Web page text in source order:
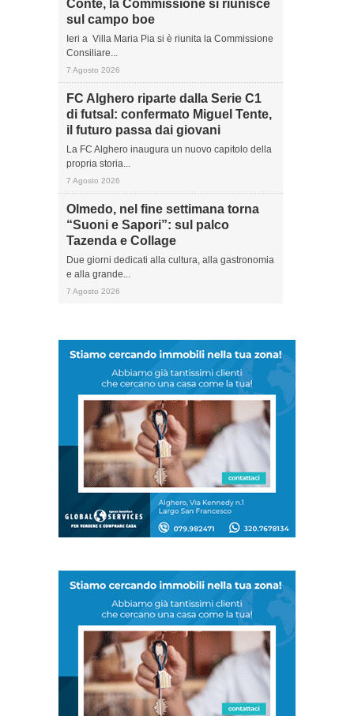
Conte, la Commissione si riunisce
sul campo boe
Ieri a Villa Maria Pia si è riunita la Commissione
Consiliare...
7 Agosto 2026
FC Alghero riparte dalla Serie C1
di futsal: confermato Miguel Tente,
il futuro passa dai giovani
La FC Alghero inaugura un nuovo capitolo della
propria storia...
7 Agosto 2026
Olmedo, nel fine settimana torna
“Suoni e Sapori”: sul palco
Tazenda e Collage
Due giorni dedicati alla cultura, alla gastronomia
e alla grande...
7 Agosto 2026